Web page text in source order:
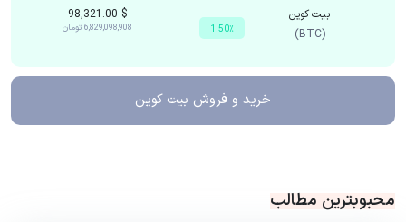
بیت کوین
(BTC)
1.50٪
$
6,829,098,908 تومان
خرید و فروش بیت کوین
محبوبترین مطالب